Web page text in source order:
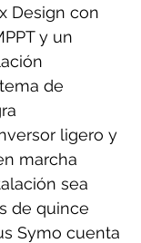
Design con
y un
de
ligero y
marcha
sea
de quince
Symo cuenta